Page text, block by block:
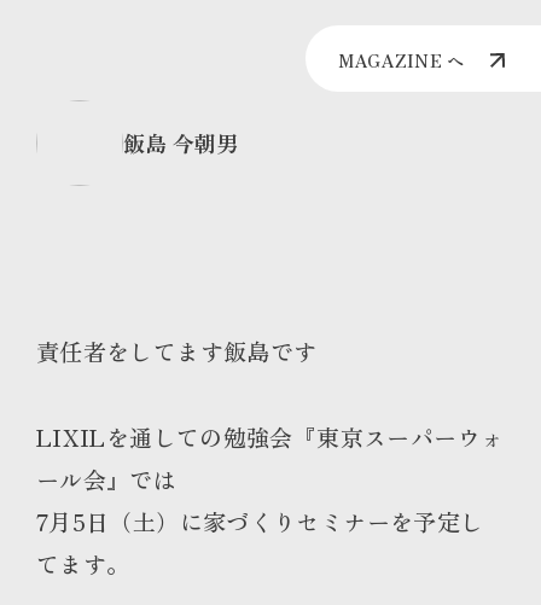
MAGAZINE へ
飯島 今朝男
責任者をしてます飯島です
LIXILを通しての勉強会『東京スーパーウォ
ール会』では
7月5日（土）に家づくりセミナーを予定し
てます。